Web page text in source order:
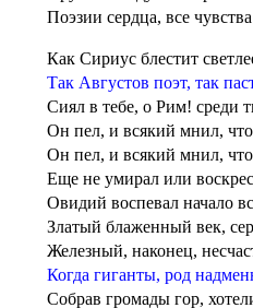
Поэзии сердца, все
Как Сириус блестит
Так Августов поэт, так
Сиял в тебе, о Рим! среди
Он пел, и всякий мнил,
Он пел, и всякий мнил,
Еще не умирал или
Овидий воспевал начало
Златый блаженный век,
Железный, наконец,
Когда гиганты, род
Собрав громады гор,